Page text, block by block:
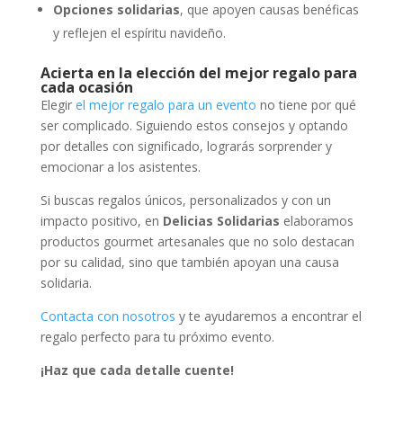
Opciones solidarias, que apoyen causas benéficas
y reflejen el espíritu navideño.
Acierta en la elección del mejor regalo para
cada ocasión
Elegir el mejor regalo para un evento no tiene por qué
ser complicado. Siguiendo estos consejos y optando
por detalles con significado, lograrás sorprender y
emocionar a los asistentes.
Si buscas regalos únicos, personalizados y con un
impacto positivo, en Delicias Solidarias elaboramos
productos gourmet artesanales que no solo destacan
por su calidad, sino que también apoyan una causa
solidaria.
Contacta con nosotros y te ayudaremos a encontrar el
regalo perfecto para tu próximo evento.
¡Haz que cada detalle cuente!